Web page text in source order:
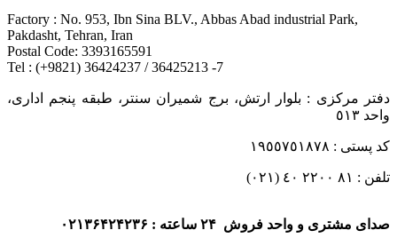
Factory : No. 953, Ibn Sina BLV., Abbas Abad industrial Park,
Pakdasht, Tehran, Iran
Postal Code: 3393165591
Tel : (+9821) 36424237 / 36425213 -7
دفتر مرکزی : بلوار ارتش، برج شمیران سنتر، طبقه پنجم اداری،
واحد ٥١٣
کد پستی : ١٩٥٥٧٥١٨٧٨
تلفن : ٨١ ٢٢٠٠ ٤٠ (٠٢١)
صدای مشتری و واحد فروش ۲۴ ساعته : ۰۲۱۳۶۴۲۴۲۳۶